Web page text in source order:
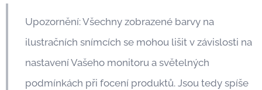
Upozornění: Všechny zobrazené barvy na
ilustračních snímcích se mohou lišit v závislosti na
nastavení Vašeho monitoru a světelných
podmínkách při focení produktů. Jsou tedy spíše